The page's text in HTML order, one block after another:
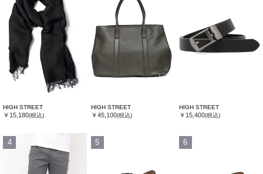
HIGH STREET
￥15,180(税込)
HIGH STREET
￥45,100(税込)
HIGH STREET
￥15,400(税込)
4 5 6